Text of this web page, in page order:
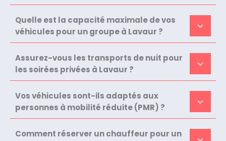
Quelle est la capacité maximale de vos
véhicules pour un groupe à Lavaur ?
Assurez-vous les transports de nuit pour
les soirées privées à Lavaur ?
Vos véhicules sont-ils adaptés aux
personnes à mobilité réduite (PMR) ?
Comment réserver un chauffeur pour un